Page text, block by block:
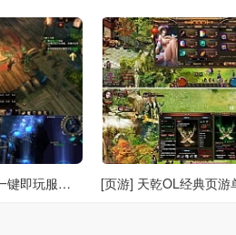
佣兵天下OL单机版一键即玩服务端带配套视频安装教程